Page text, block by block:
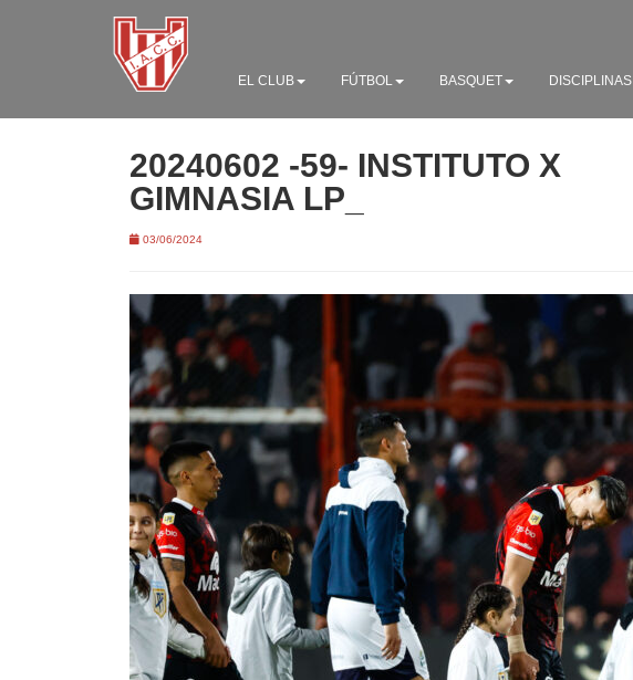
EL CLUB FÚTBOL BASQUET DISCIPLINAS
20240602 -59- INSTITUTO X
GIMNASIA LP_
03/06/2024